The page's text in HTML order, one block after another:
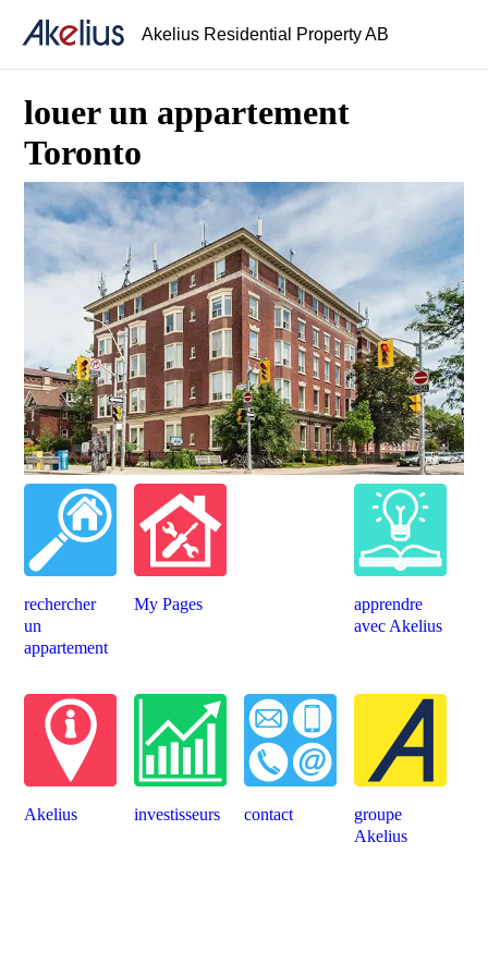
Akelius Residential Property AB
louer un appartement
Toronto
rechercher
un
appartement
My Pages
apprendre
avec Akelius
Akelius investisseurs contact
groupe
Akelius